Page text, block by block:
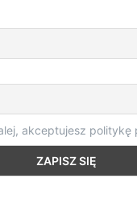
akceptujesz politykę